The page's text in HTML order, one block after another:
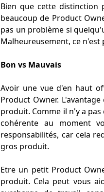
Bien que cette distinction
beaucoup de Product
pas un problème si
Malheureusement, ce n'est
Bon vs Mauvais
Avoir une vue d'en haut
Product Owner.
produit. Comme il n'y a
cohérente au moment
responsabilités, car cela
gros produit.
Etre un petit Product
produit. Cela peut vous